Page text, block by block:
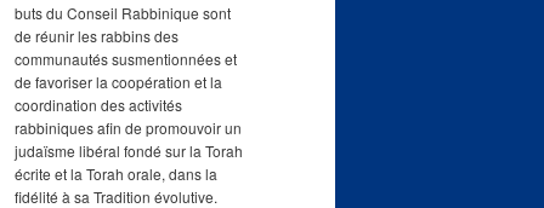
buts du Conseil Rabbinique sont
de réunir les rabbins des
communautés susmentionnées et
de favoriser la coopération et la
coordination des activités
rabbiniques afin de promouvoir un
judaïsme libéral fondé sur la Torah
écrite et la Torah orale, dans la
fidélité à sa Tradition évolutive.